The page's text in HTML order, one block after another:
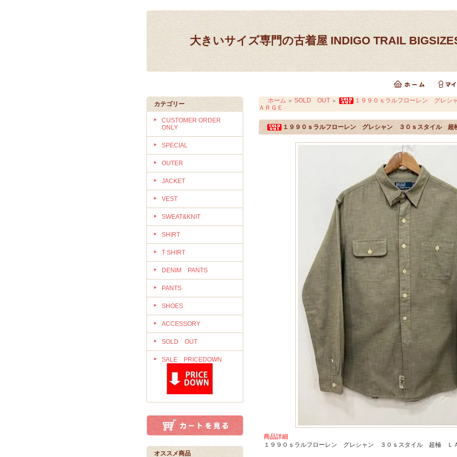
大きいサイズ専門の古着屋 INDIGO TRAIL
カテゴリー
CUSTOMER ORDER
ONLY
SPECIAL
OUTER
JACKET
VEST
SWEAT&KNIT
SHIRT
T SHIRT
DENIM PANTS
PANTS
SHOES
ACCESSORY
SOLD OUT
SALE PRICEDOWN
オススメ商品
ホーム ＞ SOLD OUT ＞
１９９０ｓラルフローレン グレ
ＡＲＧＥ
１９９０ｓラルフローレン グレシャン ３０ｓスタイル
商品詳細
１９９０ｓラルフローレン グレシャン ３０ｓスタイル 超極 Ｌ